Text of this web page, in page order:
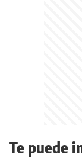
Te puede